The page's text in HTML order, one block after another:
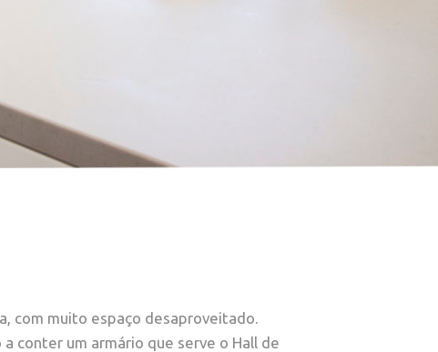
com muito espaço desaproveitado.
conter um armário que serve o Hall de